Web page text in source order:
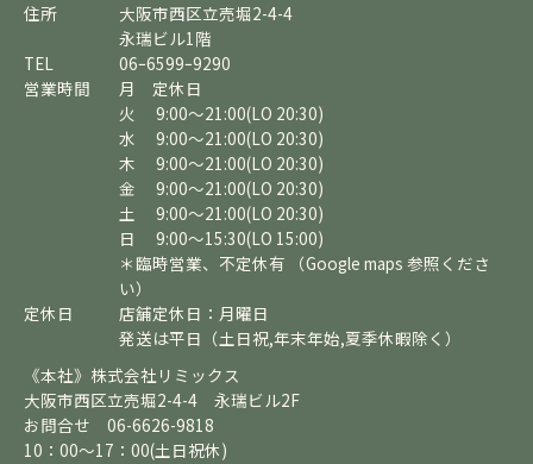
住所
大阪市西区立売堀2-4-4
永瑞ビル1階
TEL
06ｰ6599ｰ9290
営業時間
月 定休日
火 9:00～21:00(LO 20:30)
水 9:00～21:00(LO 20:30)
木 9:00～21:00(LO 20:30)
金 9:00～21:00(LO 20:30)
土 9:00～21:00(LO 20:30)
日 9:00～15:30(LO 15:00)
＊臨時営業、不定休有 （Google maps 参照くださ
い）
定休日
店舗定休日：月曜日
発送は平日（土日祝,年末年始,夏季休暇除く）
《本社》株式会社リミックス
大阪市西区立売堀2-4-4 永瑞ビル2F
お問合せ 06-6626-9818
10：00～17：00(土日祝休)